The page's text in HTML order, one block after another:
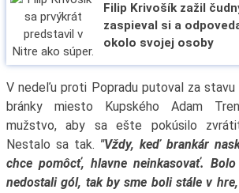
Filip Krivošík zažil
zaspieval si a
okolo svojej osoby
V nedeľu proti Popradu putoval za stavu
bránky miesto Kupského Adam
mužstvo, aby sa ešte pokúsilo
Nestalo sa tak. "Vždy, keď brankár
chce pomôcť, hlavne neinkasovať.
nedostali gól, tak by sme boli stále v